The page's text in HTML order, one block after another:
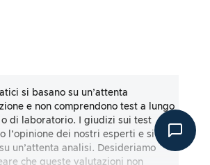
si basano su un’attenta
e non comprendono test a lungo
di laboratorio. I giudizi sui test
l’opinione dei nostri esperti e si
un’attenta analisi. Desideriamo
che queste valutazioni non